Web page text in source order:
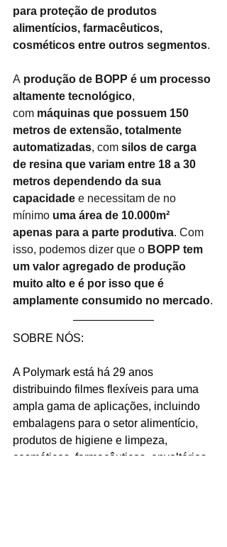
para proteção de produtos
alimentícios, farmacêuticos,
cosméticos entre outros segmentos.
A produção de BOPP é um processo
altamente tecnológico,
com máquinas que possuem 150
metros de extensão, totalmente
automatizadas, com silos de carga
de resina que variam entre 18 a 30
metros dependendo da sua
capacidade e necessitam de no
mínimo uma área de 10.000m²
apenas para a parte produtiva. Com
isso, podemos dizer que o BOPP tem
um valor agregado de produção
muito alto e é por isso que é
amplamente consumido no mercado.
SOBRE NÓS:
A Polymark está há 29 anos
distribuindo filmes flexíveis para uma
ampla gama de aplicações, incluindo
embalagens para o setor alimentício,
produtos de higiene e limpeza,
cosméticos, farmacêuticos, envoltórios